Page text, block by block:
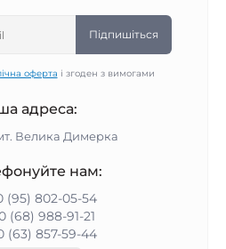
Підпишіться
оферта і згоден з вимогами
адреса:
Велика Димерка
нам:
(95) 802-05-54
(68) 988-91-21
(63) 857-59-44